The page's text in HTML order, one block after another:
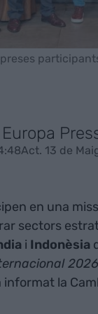
Act. 13 de
en una
sectors
i Indonèsia
2026
informat la